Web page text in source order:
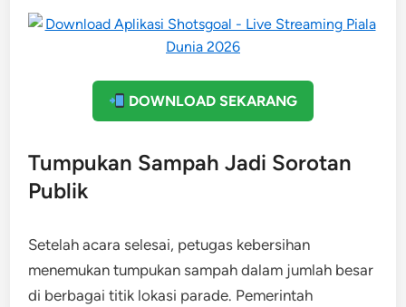
DOWNLOAD SEKARANG
Tumpukan Sampah Jadi Sorotan
Publik
Setelah acara selesai, petugas kebersihan
menemukan tumpukan sampah dalam jumlah besar
di berbagai titik lokasi parade. Pemerintah